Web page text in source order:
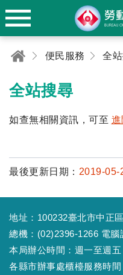
便民服務 全
全站搜尋
如查無相關資訊，可至
最後更新日期： 2019-05-
地址：100232臺北市中正
總機：(02)2396-1266 電
本局辦公時間：週一至週
各縣市辦事處櫃檯服務時